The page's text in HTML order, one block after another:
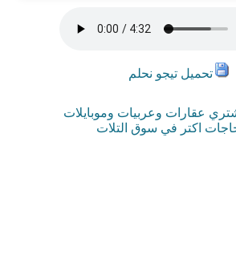
تحميل تيجو نحلم